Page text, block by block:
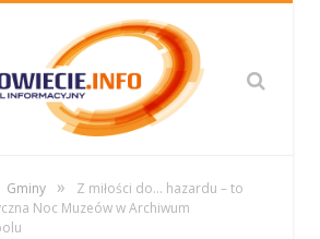
Gminy »
Z miłości do… hazardu – to
Noc Muzeów w Archiwum